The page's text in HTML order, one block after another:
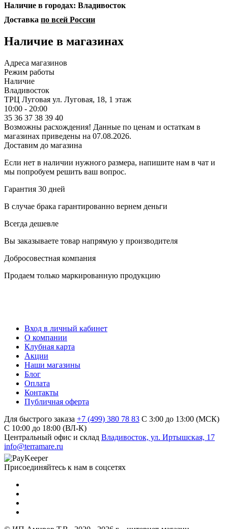
Наличие в городах: Владивосток
Доставка по всей России
Наличие в магазинах
Адреса магазинов
Режим работы
Наличие
Владивосток
ТРЦ Луговая ул. Луговая, 18, 1 этаж
10:00 - 20:00
35 36 37 38 39 40
Возможны расхождения! Данные по ценам и остаткам в
магазинах приведены на 07.08.2026.
Доставим до магазина
Если нет в наличии нужного размера, напишите нам в чат и
мы попробуем решить ваш вопрос.
Гарантия 30 дней
В случае брака гарантированно вернем деньги
Всегда дешевле
Вы заказываете товар напрямую у производителя
Добросовестная компания
Продаем только маркированную продукцию
Вход в личный кабинет
О компании
Клубная карта
Акции
Наши магазины
Блог
Оплата
Контакты
Публичная оферта
Для быстрого заказа +7 (499) 380 78 83 С 3:00 до 13:00 (МСК)
C 10:00 до 18:00 (ВЛ-К)
Центральный офис и склад Владивосток, ул. Иртышская, 17
info@terramare.ru
Присоединяйтесь к нам в соцсетях